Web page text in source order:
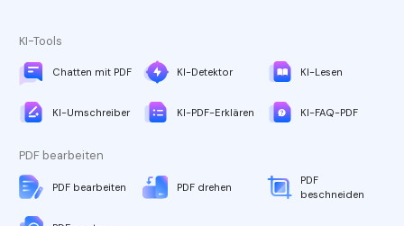
KI-Tools
Chatten mit PDF KI-Detektor KI-Lesen
KI-Umschreiber KI-PDF-Erklären KI-FAQ-PDF
PDF bearbeiten
PDF bearbeiten PDF drehen
PDF
beschneiden